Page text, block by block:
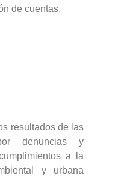
de cuentas.
resultados de las
denuncias y
a la
y urbana